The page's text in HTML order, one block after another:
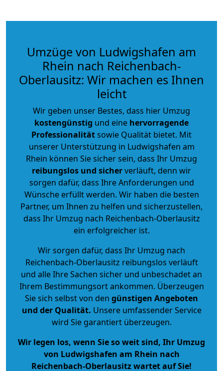
Umzüge von Ludwigshafen am
Rhein nach Reichenbach-
Oberlausitz: Wir machen es Ihnen
leicht
Wir geben unser Bestes, dass hier Umzug
kostengünstig und eine hervorragende
Professionalitätsowie Qualität bietet. Mit
unserer Unterstützung in Ludwigshafen am
Rhein können Sie sicher sein, dass Ihr Umzug
reibungslos und sicherverläuft, denn wir
sorgen dafür, dass Ihre Anforderungen und
Wünsche erfüllt werden. Wir haben die besten
Partner, um Ihnen zu helfen und sicherzustellen,
dass Ihr Umzug nach Reichenbach-Oberlausitz
ein erfolgreicher ist.
Wir sorgen dafür, dass Ihr Umzug nach
Reichenbach-Oberlausitz reibungslos verläuft
und alle Ihre Sachen sicher und unbeschadet an
Ihrem Bestimmungsort ankommen. Überzeugen
Sie sich selbst von den günstigen Angeboten
und der Qualität. Unsere umfassender Service
wird Sie garantiert überzeugen.
Wir legen los, wenn Sie so weit sind, Ihr Umzug
von Ludwigshafen am Rhein nach
Reichenbach-Oberlausitz wartet auf Sie!